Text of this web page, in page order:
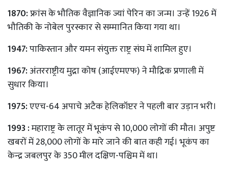
1870:फ्रांस के भौतिक वैज्ञानिक ज्यां पेरिन का जन्म। उन्हें 1926 में
भौतिकी के नोबेल पुरस्कार से सम्मानित किया गया था।
1947:पाकिस्तान और यमन संयुक्त राष्ट्र संघ में शामिल हुए।
1967:अंतरराष्ट्रीय मुद्रा कोष (आईएमएफ) ने मौद्रिक प्रणाली में
सुधार किया।
1975:एएच-64 अपाचे अटैक हेलिकॉप्टर ने पहली बार उड़ान भरी।
1993 :महाराष्ट्र के लातूर में भूकंप से 10,000 लोगों की मौत। अपुष्ट
खबरों में 28,000 लोगों के मारे जाने की बात कही गई। भूकंप का
केन्द्र जबलपुर के 350 मील दक्षिण-पश्चिम में था।